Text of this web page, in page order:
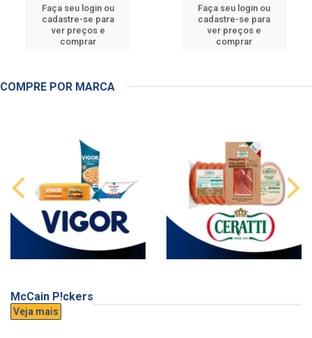
Faça seu login ou
cadastre-se para
ver preços e
comprar
Faça seu login ou
cadastre-se para
ver preços e
comprar
COMPRE POR MARCA
McCain P!ckers
Veja mais